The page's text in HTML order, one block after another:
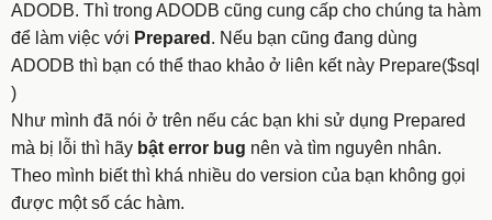
ADODB. Thì trong ADODB cũng cung cấp cho chúng ta hàm
để làm việc với Prepared . Nếu bạn cũng đang dùng
ADODB thì bạn có thể thao khảo ở liên kết này Prepare($sql
)
Như mình đã nói ở trên nếu các bạn khi sử dụng Prepared
mà bị lỗi thì hãy bật error bug nên và tìm nguyên nhân.
Theo mình biết thì khá nhiều do version của bạn không gọi
được một số các hàm.